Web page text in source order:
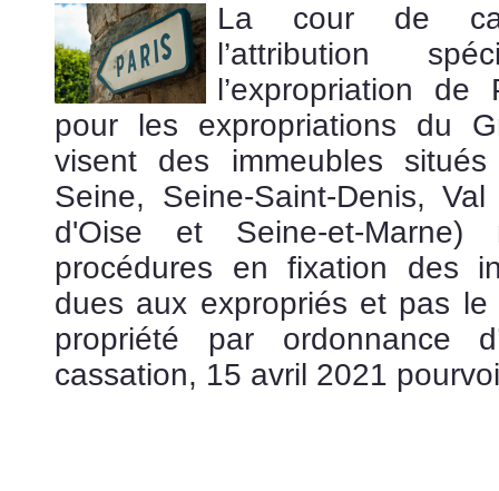
La cour de
l’attribution
l’expropriation
pour les expropriations du
visent des immeubles
Seine, Seine-Saint-Denis,
d'Oise et Seine-et-
procédures en fixation des
dues aux expropriés et pas
propriété par ordonnance
cassation, 15 avril 2021